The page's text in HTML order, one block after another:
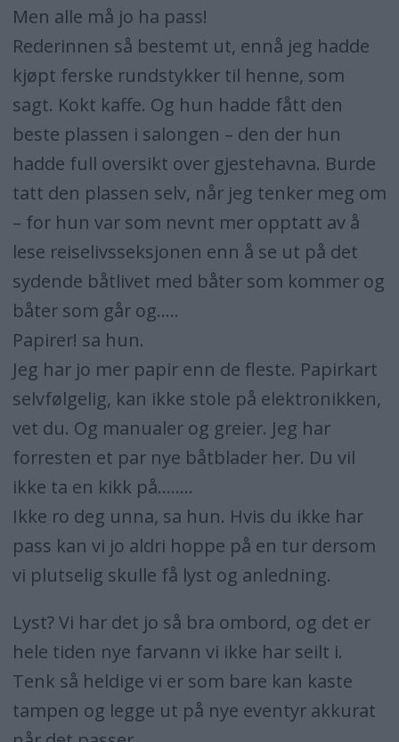
Men alle må jo ha pass!
Rederinnen så bestemt ut, ennå jeg hadde
kjøpt ferske rundstykker til henne, som
sagt. Kokt kaffe. Og hun hadde fått den
beste plassen i salongen – den der hun
hadde full oversikt over gjestehavna. Burde
tatt den plassen selv, når jeg tenker meg om
– for hun var som nevnt mer opptatt av å
lese reiselivsseksjonen enn å se ut på det
sydende båtlivet med båter som kommer og
båter som går og.....
Papirer! sa hun.
Jeg har jo mer papir enn de fleste. Papirkart
selvfølgelig, kan ikke stole på elektronikken,
vet du. Og manualer og greier. Jeg har
forresten et par nye båtblader her. Du vil
ikke ta en kikk på........
Ikke ro deg unna, sa hun. Hvis du ikke har
pass kan vi jo aldri hoppe på en tur dersom
vi plutselig skulle få lyst og anledning.
Lyst? Vi har det jo så bra ombord, og det er
hele tiden nye farvann vi ikke har seilt i.
Tenk så heldige vi er som bare kan kaste
tampen og legge ut på nye eventyr akkurat